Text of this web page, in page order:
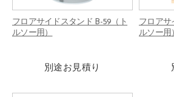
フロアサイドスタンド B-59（ト
ルソー用）
別途お見積り
フロアサ
ルソー用）